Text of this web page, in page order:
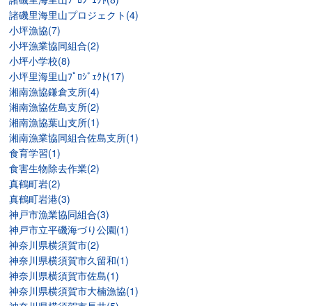
諸磯里海里山プロジェクト(4)
小坪漁協(7)
小坪漁業協同組合(2)
小坪小学校(8)
小坪里海里山ﾌﾟﾛｼﾞｪｸﾄ(17)
湘南漁協鎌倉支所(4)
湘南漁協佐島支所(2)
湘南漁協葉山支所(1)
湘南漁業協同組合佐島支所(1)
食育学習(1)
食害生物除去作業(2)
真鶴町岩(2)
真鶴町岩港(3)
神戸市漁業協同組合(3)
神戸市立平磯海づり公園(1)
神奈川県横須賀市(2)
神奈川県横須賀市久留和(1)
神奈川県横須賀市佐島(1)
神奈川県横須賀市大楠漁協(1)